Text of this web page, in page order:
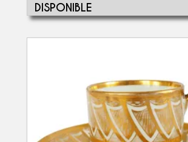
DISPONIBLE